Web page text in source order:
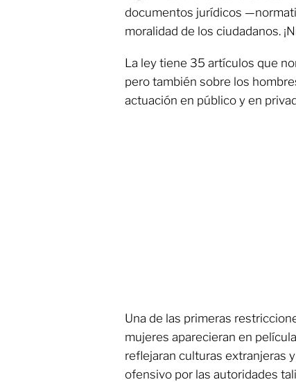
documentos jurídicos
moralidad de los ciudadanos.
La ley tiene 35 artículos que
pero también sobre los
actuación en público y en
Una de las primeras
mujeres aparecieran en
reflejaran culturas extranjeras
ofensivo por las autoridades